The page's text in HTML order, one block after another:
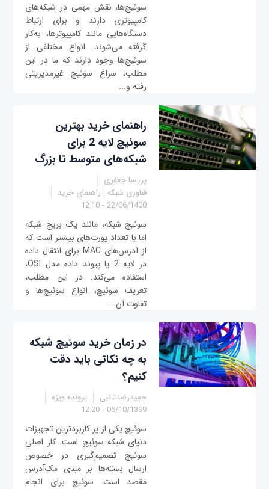
سوئیچ‌ها، نقش مهمی در شبکه‌های
کامپیوتری دارند و برای ارتباط
دستگاه‌هایی مانند کامپیوترها، به‌کار
گرفته می‌شوند. انواع مختلفی از
سوئيچ‌ها وجود دارند که ما در این
مطلب، سراغ سوئیچ غیرمدیریتی
رفته و...
راهنمای خرید بهترین
سوئیچ لایه 2 برای
شبکه‌های متوسط تا بزرگ
پریسا جعفری
فناوری شبکه
راهنمای خرید
22/06/1400 - 12:10
سوئیچ شبکه، مانند یک بریج شبکه
اما با تعداد پورت‌های بیشتر است که
از آدرس‌های MAC برای انتقال داده
در لایه 2 یا پیوند داده مدل OSI،
استفاده می‌کند. در این مطلب،
تعریف سوئیچ، انواع سوئیچ‌ها و
تفاوت آن...
در زمان خرید سوئیچ شبکه
به چه نکاتی باید دقت
کنیم؟
حمیدرضا تائبی
پرونده ویژه
06/10/1399 - 12:20
سوئیچ یکی از پر کاربردترین تجهیزات
دنیای شبکه سوئیچ است. کار اصلی
سوئیچ تصمیم‌گیری در خصوص
ارسال بسته‌ها بر مبنای مک‌آدرس
مقصد است. سوئیچ برای انجام